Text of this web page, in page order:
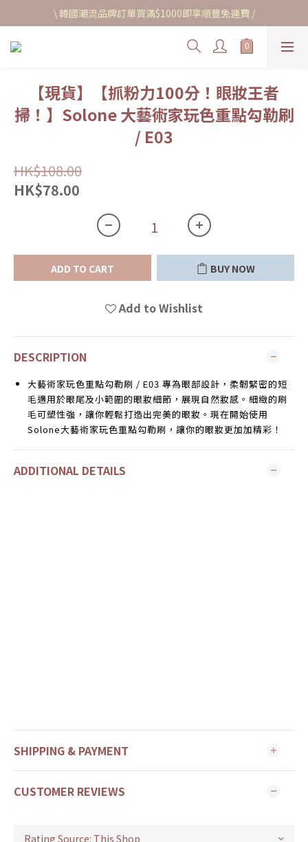
\ 韓國潮流品牌訂單買滿$1000即享順豐免運費 /
【現貨】【抓粉力100分！眼妝王者
掃！】Solone 大藝術家玩色重點勾勒刷
/ E03
HK$108.00
HK$78.00
ADD TO CART BUY NOW
Add to Wishlist
DESCRIPTION
大藝術家玩色重點勾勒刷 / E03 專為眼部設計，柔韌緊密的短
毛適用於眼尾及小範圍的眼妝細節，展現自然妝感。細緻的刷
毛可塑性強，讓你輕鬆打造出完美的眼妝。現在開始使用
Solone大藝術家玩色重點勾勒刷，讓你的眼妝更加加精彩！
ADDITIONAL DETAILS
SHIPPING & PAYMENT
CUSTOMER REVIEWS